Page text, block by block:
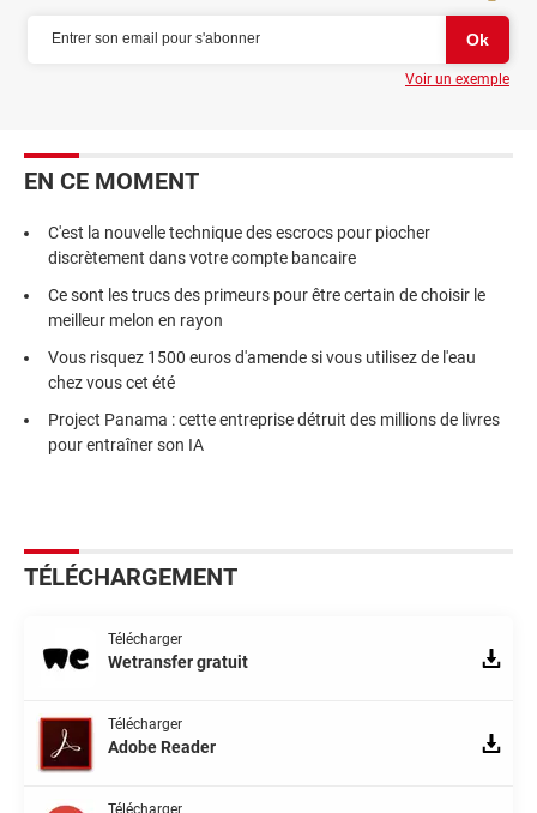
Voir un exemple
EN CE MOMENT
C'est la nouvelle technique des escrocs pour piocher
discrètement dans votre compte bancaire
Ce sont les trucs des primeurs pour être certain de choisir le
meilleur melon en rayon
Vous risquez 1500 euros d'amende si vous utilisez de l'eau
chez vous cet été
Project Panama : cette entreprise détruit des millions de livres
pour entraîner son IA
TÉLÉCHARGEMENT
Télécharger
Wetransfer gratuit
Télécharger
Adobe Reader
Télécharger